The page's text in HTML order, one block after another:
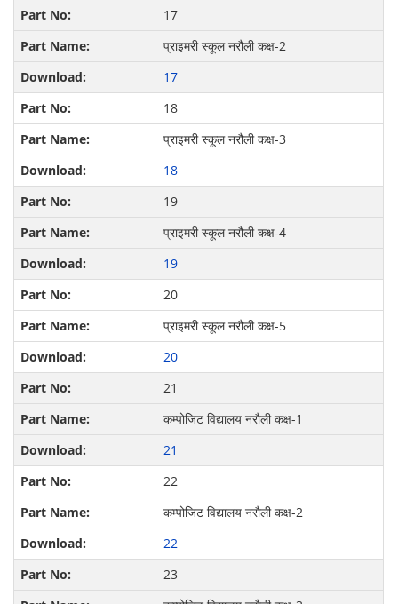
17
प्राइमरी स्कूल नरौली कक्ष-2
17
18
प्राइमरी स्कूल नरौली कक्ष-3
18
19
प्राइमरी स्कूल नरौली कक्ष-4
19
20
प्राइमरी स्कूल नरौली कक्ष-5
20
21
कम्पोजिट विद्यालय नरौली कक्ष-1
21
22
कम्पोजिट विद्यालय नरौली कक्ष-2
22
23